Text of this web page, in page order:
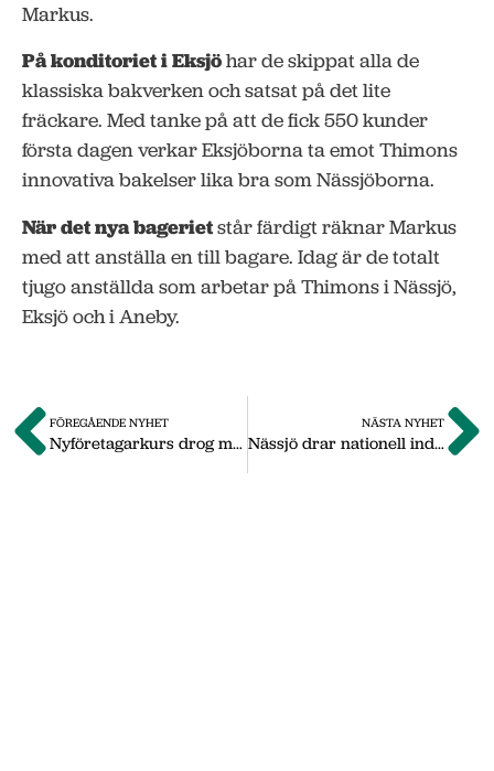
Markus.
På konditoriet i Eksjöhar de skippat alla de
klassiska bakverken och satsat på det lite
fräckare. Med tanke på att de fick 550 kunder
första dagen verkar Eksjöborna ta emot Thimons
innovativa bakelser lika bra som Nässjöborna.
När det nya bagerietstår färdigt räknar Markus
med att anställa en till bagare. Idag är de totalt
tjugo anställda som arbetar på Thimons i Nässjö,
Eksjö och i Aneby.
FÖREGÅENDE NYHET
Nyföretagarkurs drog många intresserade
NÄSTA NYHET
Nässjö drar nationell industrimässa